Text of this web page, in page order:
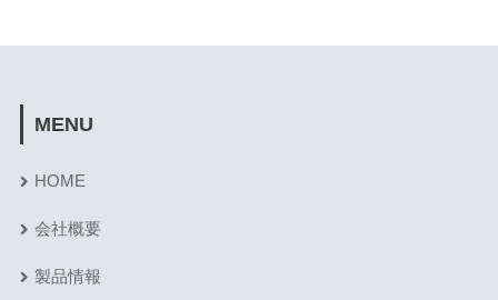
MENU
HOME
会社概要
製品情報